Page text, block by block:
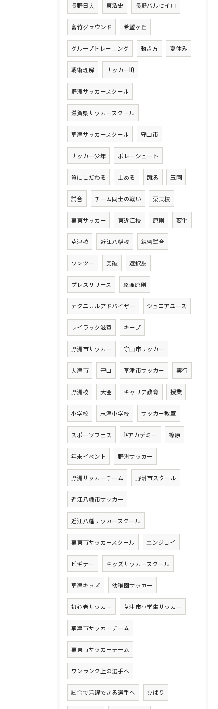
長野日大 東浩史 長野パルセイロ
富竹グラウンド 希望ヶ丘
グループトレーニング 動き方 夏休み
戦術理解 サッカーIQ
野洲サッカースクール
滋賀県サッカースクール
草津サッカースクール 守山市
サッカー少年 ボレーシュート
質にこだわる 止める 蹴る 玉園
試合 チーム同士の戦い 栗東校
栗東サッカー 東近江校 原則 変化
草津校 近江八幡校 練習試合
ワンツー 突破 選択肢
プレスリリース 原理原則
テクニカルアドバイザー ジュニアユース
レイラック滋賀 キープ
野洲市サッカー 守山市サッカー
大津市 守山 草津市サッカー 実行
野洲校 大会 キャリア教育 授業
小学校 志津小学校 サッカー教室
スポーツフェス 14アカデミー 篠原
年末イベント 野洲サッカー
野洲サッカーチーム 野洲市スクール
近江八幡市サッカー
近江八幡サッカースクール
栗東市サッカースクール エンジョイ
ビギナー キッズサッカースクール
草津キッズ 幼稚園サッカー
初心者サッカー 草津市小学生サッカー
草津市サッカーチーム
栗東市サッカーチーム
ワンランク上の選手へ
試合で活躍できる選手へ ひばり